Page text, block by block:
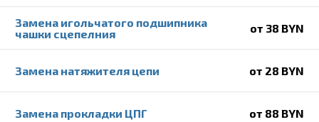
Замена игольчатого подшипника
чашки сцепелния
от 38 BYN
Замена натяжителя цепи от 28 BYN
Замена прокладки ЦПГ от 88 BYN